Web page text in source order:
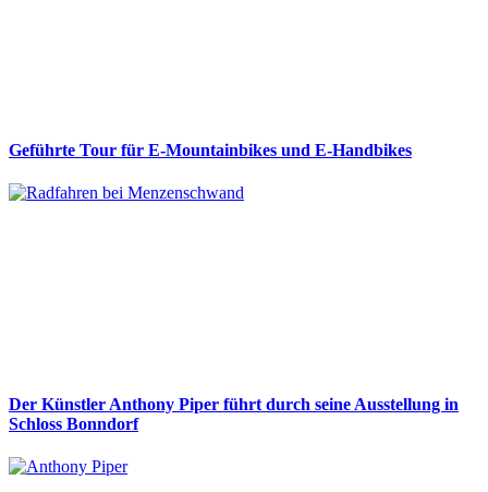
Geführte Tour für E-Mountainbikes und E-Handbikes
Der Künstler Anthony Piper führt durch seine Ausstellung in
Schloss Bonndorf